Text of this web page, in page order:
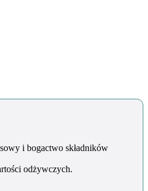
i bogactwo składników
odżywczych.